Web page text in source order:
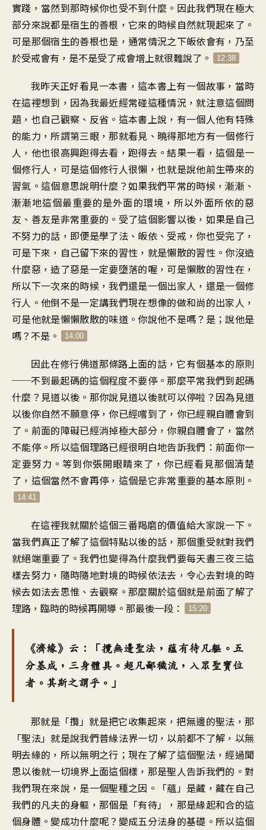
實踐，當然到那時候你也受不到什麼。因此我們現在極大
部分來說都是宿生的善根，它來的時候自然就現起來了。
可是那個宿生的善根也是，通常情況之下皈依會有，乃至
於受戒會有，是不是受了戒會增上就很難說了。
12:38
我昨天正好看見一本書，這本書上有一個故事，當時
在這裡想到，因為我最近經常碰這種情況，就注意這個問
題，也自己觀察、反省。這本書上說，有一個人他有特殊
的能力，所謂第三眼，那就看見、曉得那地方有一個修行
人，他也很高興跑得去看，跑得去。結果一看，這個是一
個修行人，可是這個修行人很懶，也就是說他前生帶來的
習氣。這個意思說明什麼？如果我們平常的時候，漸漸、
漸漸地這個最重要的是外面的環境，所以外面所依的惡
友、善友是非常重要的。受了這個影響以後，如果是自己
不努力的話，即便是學了法、皈依、受戒，你也受完了，
可是下來，自己留下來的習性，就是懶散的習性。你沒造
什麼惡，造了惡是一定要墮落的喔，可是懶散的習性在，
所以下一次來的時候，我們還是一個出家人，還是一個修
行人。他倒不是一定講我們現在想像的做和尚的出家人，
可是他就是懶懶散散的味道。你說他不是嗎？是；說他是
嗎？不是。
14:00
因此在修行佛道那條路上面的話，它有個基本的原則
──不到最起碼的這個程度不要停。那麼平常我們到起碼
什麼？見道以後。那你說見道以後就可以停啦？因為見道
以後你自然不願意停，你已經嚐到了，你已經親自體會到
了。前面的障礙已經消掉極大部分，你親自體會了，當然
不能停。所以這個理路已經很明白地告訴我們：前面你一
定要努力。等到你張開眼睛來了，你已經看見那個清楚
了，這個當然不會再停，這個是它非常重要的基本原則。
14:41
在這裡我就關於這個三番羯磨的價值給大家說一下。
當我們真正了解了這個特點以後的話，那個重受就對我們
就絕端重要了。我們也變得為什麼我們要每天晝三夜三這
樣去努力，隨時隨地對境的時候依法去，令心去對境的時
候去如法去思惟、去觀察。那麼關於這個就是前面了解了
理路，臨時的時候再開導。那最後一段：
15:20
《濟緣》云：「攬無邊聖法，蘊有待凡軀。五
分基成，三身體具。超凡鄙穢流，入眾聖寶位
者。其斯之謂乎。」
那就是「攬」就是把它收集起來，把無邊的聖法，那
「聖法」就是說我們普緣法界一切，以前都不了解，以無
明去緣的，所以無明之行；現在了解了這個聖法，經過聞
思以後就一切境界上面這個樣，那是聖人告訴我們的。對
我們現在來說，是一個聖種之因。「蘊」是藏，藏在自己
我們的凡夫的身軀，那個是「有待」，那是緣起和合的這
個身體。變成功什麼呢？變成五分法身的基礎。所以這個